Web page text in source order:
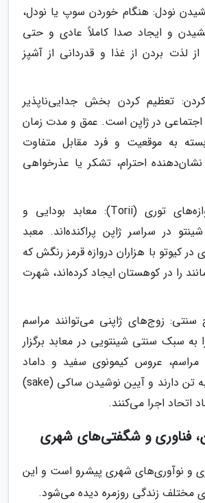
نودل: هنگام خوردن سوپ یا نودل،
و ایجاد صدا کاملاً عادی و حتی
از لذت بردن از غذا و قدردانی از آشپز
تعظیم کردن بخش جدایی‌ناپذیر
اجتماعی در ژاپن است. عمق و مدت زمان
به موقعیت و فرد مقابل متفاوت
احترام، تشکر یا عذرخواهی
معابد و دروازه‌های توری (Torii): معابد بودایی و
شینتو در سراسر ژاپن پراکنده‌اند. معبد
در کیوتو با هزاران دروازه قرمز رنگش که
را در کوهستان ایجاد کرده‌اند، شهرت
سنتی: زوج‌های ژاپنی می‌توانند مراسم
به سبک سنتی شینتویی در معابد برگزار
مراسم، عروس کیمونوی سفید و داماد
لباس رسمی به تن دارند و آیین نوشیدن ساکی (sake)
اتحاد اجرا می‌کنند.
و نوآوری‌های شهری پیشرو است و این
مختلف زندگی روزمره دیده می‌شود.